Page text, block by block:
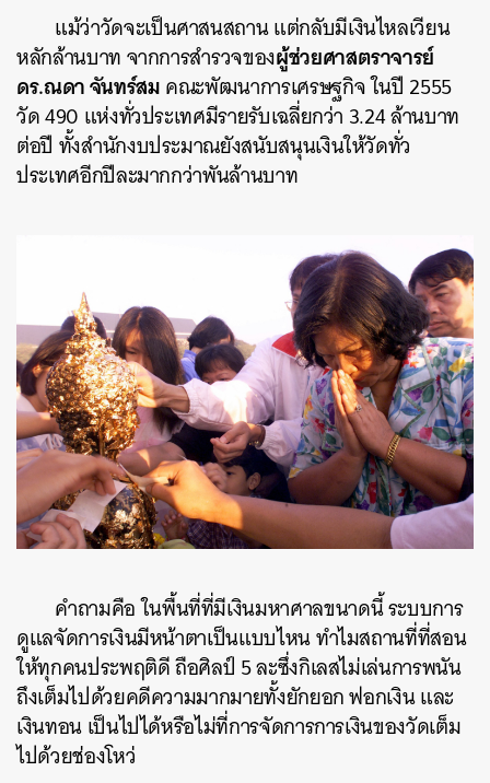
แม้ว่าวัดจะเป็นศาสนสถาน แต่กลับมีเงินไหลเวียน
หลักล้านบาท จากการสำรวจของผู้ช่วยศาสตราจารย์
ดร.ณดา จันทร์สมคณะพัฒนาการเศรษฐกิจ ในปี 2555
วัด 490 แห่งทั่วประเทศมีรายรับเฉลี่ยกว่า 3.24 ล้านบาท
ต่อปี ทั้งสำนักงบประมาณยังสนับสนุนเงินให้วัดทั่ว
ประเทศอีกปีละมากกว่าพันล้านบาท
คำถามคือ ในพื้นที่ที่มีเงินมหาศาลขนาดนี้ ระบบการ
ดูแลจัดการเงินมีหน้าตาเป็นแบบไหน ทำไมสถานที่ที่สอน
ให้ทุกคนประพฤติดี ถือศิลป์ 5 ละซึ่งกิเลสไม่เล่นการพนัน
ถึงเต็มไปด้วยคดีความมากมายทั้งยักยอก ฟอกเงิน และ
เงินทอน เป็นไปได้หรือไม่ที่การจัดการการเงินของวัดเต็ม
ไปด้วยช่องโหว่